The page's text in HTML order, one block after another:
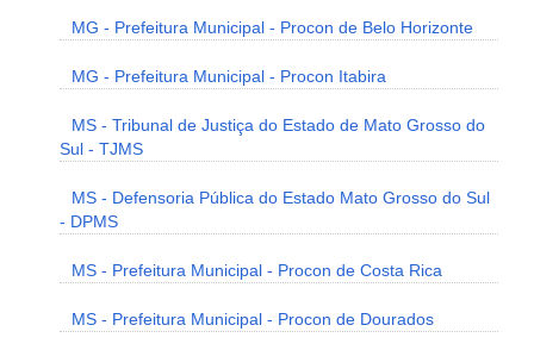
MG - Prefeitura Municipal - Procon de Belo Horizonte
MG - Prefeitura Municipal - Procon Itabira
MS - Tribunal de Justiça do Estado de Mato Grosso do
Sul - TJMS
MS - Defensoria Pública do Estado Mato Grosso do Sul
- DPMS
MS - Prefeitura Municipal - Procon de Costa Rica
MS - Prefeitura Municipal - Procon de Dourados